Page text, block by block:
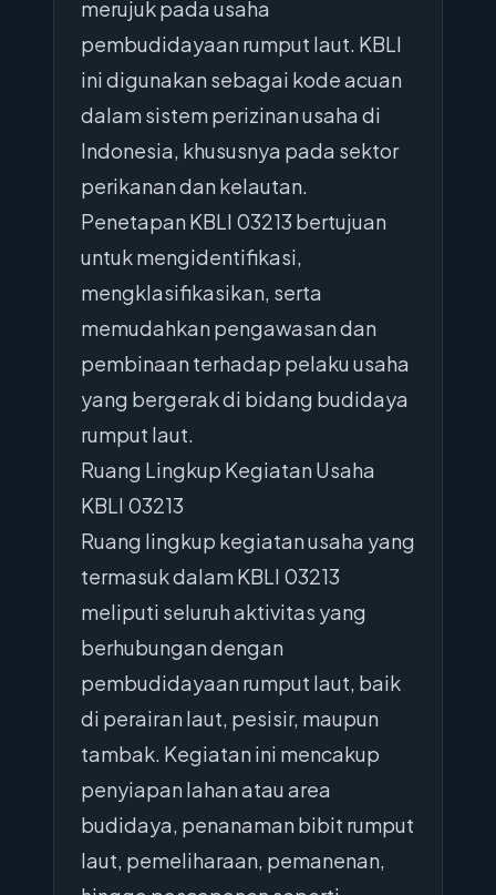
merujuk pada usaha
pembudidayaan rumput laut. KBLI
ini digunakan sebagai kode acuan
dalam sistem perizinan usaha di
Indonesia, khususnya pada sektor
perikanan dan kelautan.
Penetapan KBLI 03213 bertujuan
untuk mengidentifikasi,
mengklasifikasikan, serta
memudahkan pengawasan dan
pembinaan terhadap pelaku usaha
yang bergerak di bidang budidaya
rumput laut.
Ruang Lingkup Kegiatan Usaha
KBLI 03213
Ruang lingkup kegiatan usaha yang
termasuk dalam KBLI 03213
meliputi seluruh aktivitas yang
berhubungan dengan
pembudidayaan rumput laut, baik
di perairan laut, pesisir, maupun
tambak. Kegiatan ini mencakup
penyiapan lahan atau area
budidaya, penanaman bibit rumput
laut, pemeliharaan, pemanenan,